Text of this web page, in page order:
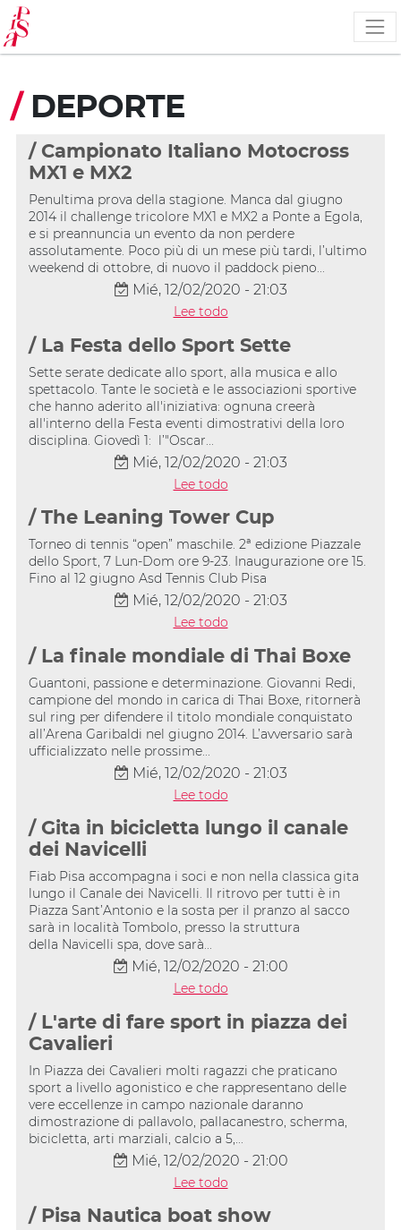
Pasar
al
contenido
principal
/ DEPORTE
/ Campionato Italiano Motocross
MX1 e MX2
Penultima prova della stagione. Manca dal giugno
2014 il challenge tricolore MX1 e MX2 a Ponte a Egola,
e si preannuncia un evento da non perdere
assolutamente. Poco più di un mese più tardi, l’ultimo
weekend di ottobre, di nuovo il paddock pieno...
Mié, 12/02/2020 - 21:03
Lee todo
/ La Festa dello Sport Sette
Sette serate dedicate allo sport, alla musica e allo
spettacolo. Tante le società e le associazioni sportive
che hanno aderito all'iniziativa: ognuna creerà
all'interno della Festa eventi dimostrativi della loro
disciplina. Giovedì 1: l’"Oscar...
Mié, 12/02/2020 - 21:03
Lee todo
/ The Leaning Tower Cup
Torneo di tennis “open” maschile. 2ª edizione Piazzale
dello Sport, 7 Lun-Dom ore 9-23. Inaugurazione ore 15.
Fino al 12 giugno Asd Tennis Club Pisa
Mié, 12/02/2020 - 21:03
Lee todo
/ La finale mondiale di Thai Boxe
Guantoni, passione e determinazione. Giovanni Redi,
campione del mondo in carica di Thai Boxe, ritornerà
sul ring per difendere il titolo mondiale conquistato
all’Arena Garibaldi nel giugno 2014. L’avversario sarà
ufficializzato nelle prossime...
Mié, 12/02/2020 - 21:03
Lee todo
/ Gita in bicicletta lungo il canale
dei Navicelli
Fiab Pisa accompagna i soci e non nella classica gita
lungo il Canale dei Navicelli. Il ritrovo per tutti è in
Piazza Sant’Antonio e la sosta per il pranzo al sacco
sarà in località Tombolo, presso la struttura
della Navicelli spa, dove sarà...
Mié, 12/02/2020 - 21:00
Lee todo
/ L'arte di fare sport in piazza dei
Cavalieri
In Piazza dei Cavalieri molti ragazzi che praticano
sport a livello agonistico e che rappresentano delle
vere eccellenze in campo nazionale daranno
dimostrazione di pallavolo, pallacanestro, scherma,
bicicletta, arti marziali, calcio a 5,...
Mié, 12/02/2020 - 21:00
Lee todo
/ Pisa Nautica boat show